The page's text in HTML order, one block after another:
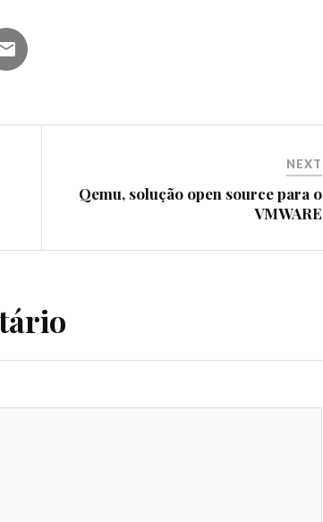
NEXT
Qemu, solução open source para o
VMWARE